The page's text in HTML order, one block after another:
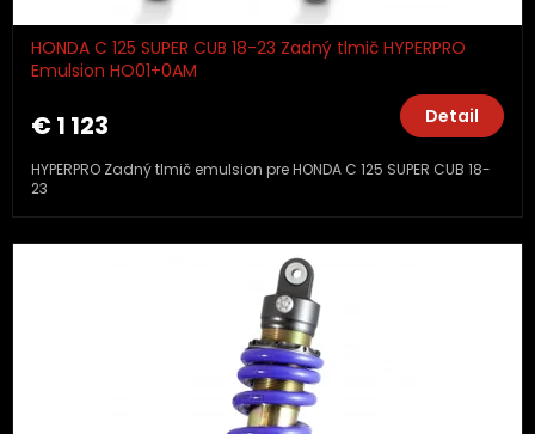
HONDA C 125 SUPER CUB 18-23 Zadný tlmič HYPERPRO
Emulsion HO01+0AM
€ 1 123 Detail
HYPERPRO Zadný tlmič emulsion pre HONDA C 125 SUPER CUB 18-
23